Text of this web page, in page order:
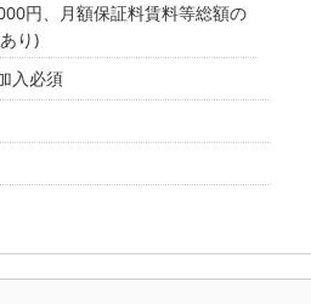
円、月額保証料賃料等総額の
り)
入必須